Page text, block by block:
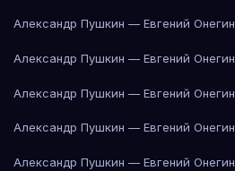
Александр Пушкин — Евгений Онегин
Александр Пушкин — Евгений Онегин
Александр Пушкин — Евгений Онегин
Александр Пушкин — Евгений Онегин
Александр Пушкин — Евгений Онегин